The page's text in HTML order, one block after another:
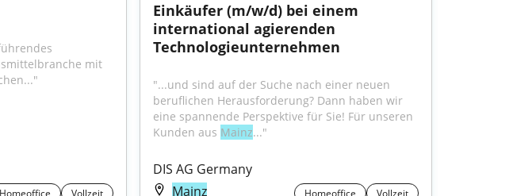
mit
Homeoffice Vollzeit
Einkäufer (m/w/d) bei einem
international agierenden
Technologieunternehmen
"...und sind auf der Suche nach einer neuen
beruflichen Herausforderung? Dann haben wir
eine spannende Perspektive für Sie! Für unseren
Kunden aus Mainz..."
DIS AG Germany
Mainz
Homeoffice Vollzeit